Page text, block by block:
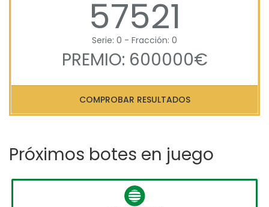
57521
Serie: 0 - Fracción: 0
PREMIO: 600000€
COMPROBAR RESULTADOS
Próximos botes en juego